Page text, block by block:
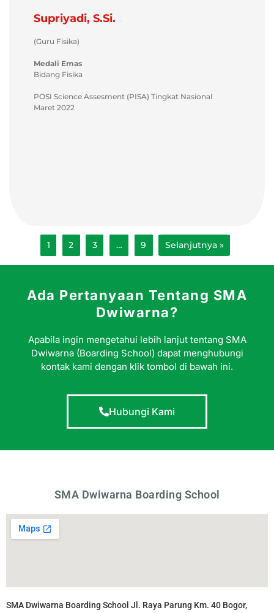
Supriyadi, S.Si.
(Guru Fisika)
Medali Emas
Bidang Fisika
POSI Science Assesment (PISA) Tingkat Nasional
Maret 2022
1 2 3 … 9 Selanjutnya »
Ada Pertanyaan Tentang SMA
Dwiwarna?
Apabila ingin mengetahui lebih lanjut tentang SMA
Dwiwarna (Boarding School) dapat menghubungi
kontak kami dengan klik tombol di bawah ini.
Hubungi Kami
SMA Dwiwarna Boarding School
SMA Dwiwarna Boarding School Jl. Raya Parung Km. 40 Bogor,